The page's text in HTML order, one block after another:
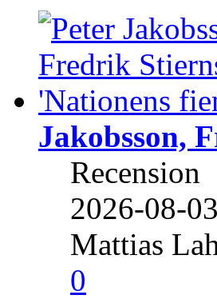
Jakobsson,
Recension
2026-08-03
Mattias
0